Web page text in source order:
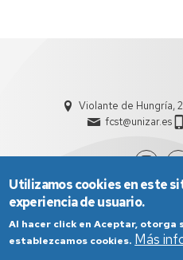
Violante de Hungría,
fcst@unizar.es
Utilizamos cookies en este
experiencia de usuario.
Al hacer click en Aceptar, otorga
establezcamos cookies. Más